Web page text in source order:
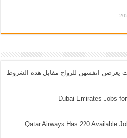
يعرضن انفسهن للزواج مقابل هذه الشروط
Dubai Emirates Jobs
Qatar Airways Has 220 Available